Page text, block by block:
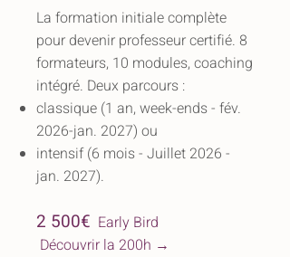
La formation initiale complète
pour devenir professeur certifié. 8
formateurs, 10 modules, coaching
intégré. Deux parcours :
classique (1 an, week-ends - fév.
2026-jan. 2027) ou
intensif (6 mois - Juillet 2026 -
jan. 2027).
2 500€ Early Bird
Découvrir la 200h →